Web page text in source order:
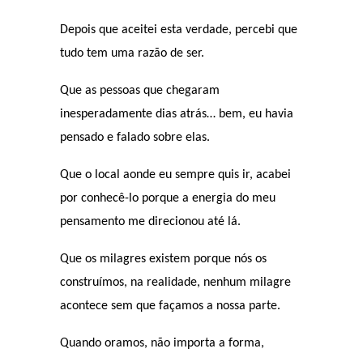
Depois que aceitei esta verdade, percebi que
tudo tem uma razão de ser.
Que as pessoas que chegaram
inesperadamente dias atrás… bem, eu havia
pensado e falado sobre elas.
Que o local aonde eu sempre quis ir, acabei
por conhecê-lo porque a energia do meu
pensamento me direcionou até lá.
Que os milagres existem porque nós os
construímos, na realidade, nenhum milagre
acontece sem que façamos a nossa parte.
Quando oramos, não importa a forma,